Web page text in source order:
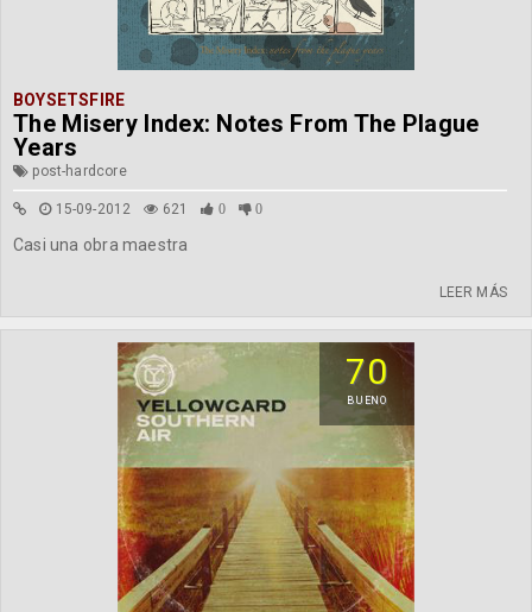
BOYSETSFIRE
The Misery Index: Notes From The Plague
Years
post-hardcore
15-09-2012 621 0 0
Casi una obra maestra
LEER MÁS
70
BUENO